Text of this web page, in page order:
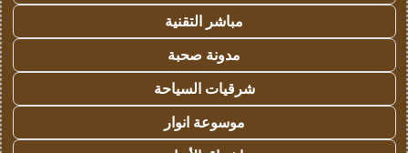
مباشر التقنية
مدونة صحبة
شرقيات السياحة
موسوعة انوار